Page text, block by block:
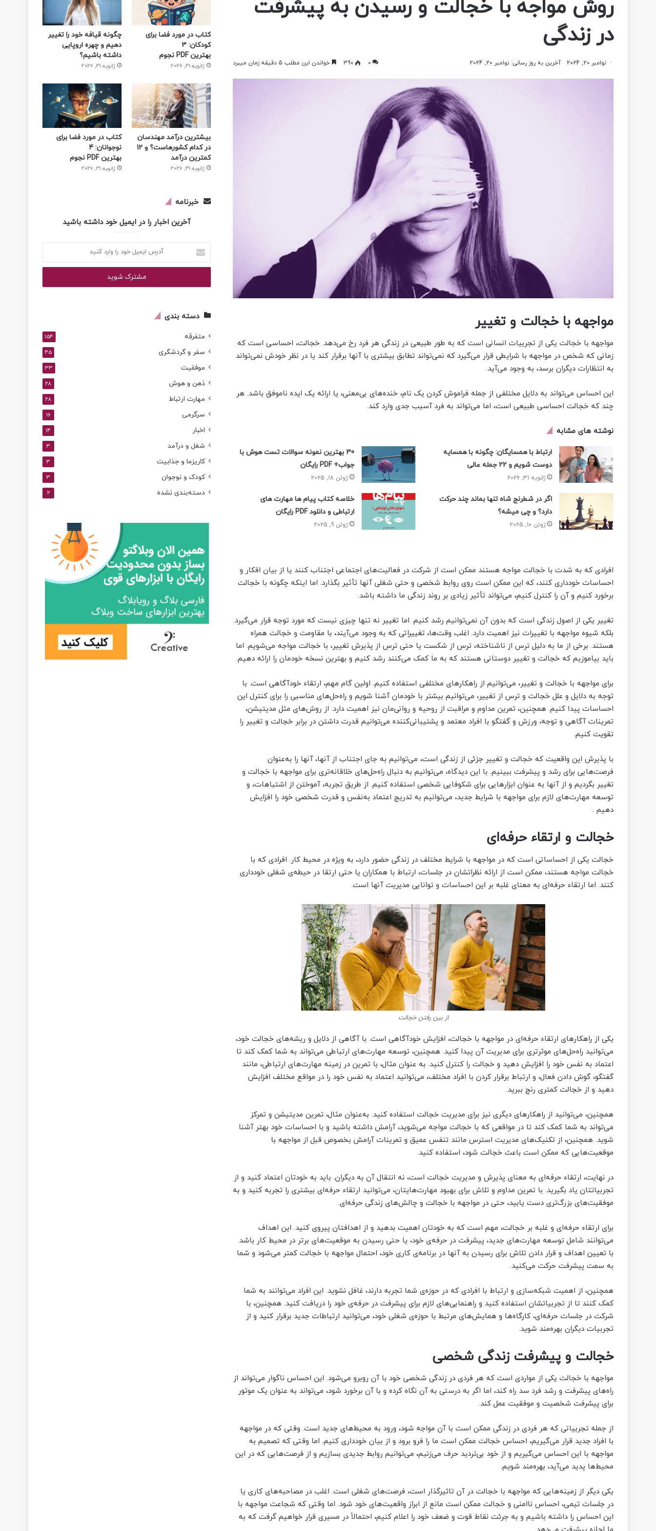
روش مواجه با خجالت و رسیدن به پیشرفت
در زندگی
نوامبر 20, 2024 آخرین به روز رسانی: نوامبر 20, 2024 0
390 خواندن این مطلب 5 دقیقه زمان میبرد
مواجهه با خجالت و تغییر
مواجهه با خجالت یکی از تجربیات انسانی است که به طور طبیعی در زندگی هر فرد رخ می‌دهد. خجالت، احساسی است که
زمانی که شخص در مواجهه با شرایطی قرار می‌گیرد که نمی‌تواند تطابق بیشتری با آنها برقرار کند یا در نظر خودش نمی‌تواند
به انتظارات دیگران برسد، به وجود می‌آید.
این احساس می‌تواند به دلایل مختلفی از جمله فراموش کردن یک نام، خنده‌های بی‌معنی، یا ارائه یک ایده ناموفق باشد. هر
چند که خجالت احساسی طبیعی است، اما می‌تواند به فرد آسیب جدی وارد کند.
نوشته های مشابه
ارتباط با همسایگان: چگونه با همسایه
دوست شویم و 22 جمله عالی
ژانویه 31, 2026
30 بهترین نمونه سوالات تست هوش با
جواب+ PDF رایگان
ژوئن 18, 2025
اگر در شطرنج شاه تنها بماند چند حرکت
دارد؟ و چی میشه؟
ژوئن 10, 2025
خلاصه کتاب پیام ها مهارت های
ارتباطی و دانلود PDF رایگان
ژوئن 9, 2025
افرادی که به شدت با خجالت مواجه هستند ممکن است از شرکت در فعالیت‌های اجتماعی اجتناب کنند یا از بیان افکار و
احساسات خودداری کنند، که این ممکن است روی روابط شخصی و حتی شغلی آنها تأثیر بگذارد. اما اینکه چگونه با خجالت
برخورد کنیم و آن را کنترل کنیم، می‌تواند تأثیر زیادی بر روند زندگی ما داشته باشد.
تغییر یکی از اصول زندگی است که بدون آن نمی‌توانیم رشد کنیم. اما تغییر نه تنها چیزی نیست که مورد توجه قرار می‌گیرد.
بلکه شیوه مواجهه با تغییرات نیز اهمیت دارد. اغلب وقت‌ها، تغییراتی که به وجود می‌آیند، با مقاومت و خجالت همراه
هستند. برخی از ما به دلیل ترس از ناشناخته، ترس از شکست یا حتی ترس از پذیرش تغییر، با خجالت مواجه می‌شویم. اما
باید بیاموزیم که خجالت و تغییر دوستانی هستند که به ما کمک می‌کنند رشد کنیم و بهترین نسخه خودمان را ارائه دهیم.
برای مواجهه با خجالت و تغییر، می‌توانیم از راهکارهای مختلفی استفاده کنیم. اولین گام مهم، ارتقاء خودآگاهی است. با
توجه به دلایل و علل خجالت و ترس از تغییر، می‌توانیم بیشتر با خودمان آشنا شویم و راه‌حل‌های مناسبی را برای کنترل این
احساسات پیدا کنیم. همچنین، تمرین مداوم و مراقبت از روحیه و روانی‌مان نیز اهمیت دارد. از روش‌های مثل مدیتیشن،
تمرینات آگاهی و توجه، ورزش و گفتگو با افراد معتمد و پشتیبانی‌کننده می‌توانیم قدرت داشتن در برابر خجالت و تغییر را
تقویت کنیم.
با پذیرش این واقعیت که خجالت و تغییر جزئی از زندگی است، می‌توانیم به جای اجتناب از آنها، آنها را به‌عنوان
فرصت‌هایی برای رشد و پیشرفت ببینیم. با این دیدگاه، می‌توانیم به دنبال راه‌حل‌های خلاقانه‌تری برای مواجهه با خجالت و
تغییر بگردیم و از آنها به عنوان ابزارهایی برای شکوفایی شخصی استفاده کنیم. از طریق تجربه، آموختن از اشتباهات، و
توسعه مهارت‌های لازم برای مواجهه با شرایط جدید، می‌توانیم به تدریج اعتماد به‌نفس و قدرت شخصی خود را افزایش
دهیم .
خجالت و ارتقاء حرفه‌ای
خجالت یکی از احساساتی است که در مواجهه با شرایط مختلف در زندگی حضور دارد، به ویژه در محیط کار. افرادی که با
خجالت مواجه هستند، ممکن است از ارائه نظراتشان در جلسات، ارتباط با همکاران یا حتی ارتقا در حیطه‌ی شغلی خودداری
کنند. اما ارتقاء حرفه‌ای به معنای غلبه بر این احساسات و توانایی مدیریت آنها است.
از بین رفتن خجالت
یکی از راهکارهای ارتقاء حرفه‌ای در مواجهه با خجالت، افزایش خودآگاهی است. با آگاهی از دلایل و ریشه‌های خجالت خود،
می‌توانید راه‌حل‌های موثرتری برای مدیریت آن پیدا کنید. همچنین، توسعه مهارت‌های ارتباطی می‌تواند به شما کمک کند تا
اعتماد به نفس خود را افزایش دهید و خجالت را کنترل کنید. به عنوان مثال، با تمرین در زمینه مهارت‌های ارتباطی، مانند
گفتگو، گوش دادن فعال، و ارتباط برقرار کردن با افراد مختلف، می‌توانید اعتماد به نفس خود را در مواقع مختلف افزایش
دهید و از خجالت کمتری رنج ببرید.
همچنین، می‌توانید از راهکارهای دیگری نیز برای مدیریت خجالت استفاده کنید. به‌عنوان مثال، تمرین مدیتیشن و تمرکز
می‌تواند به شما کمک کند تا در مواقعی که با خجالت مواجه می‌شوید، آرامش داشته باشید و با احساسات خود بهتر آشنا
شوید. همچنین، از تکنیک‌های مدیریت استرس مانند تنفس عمیق و تمرینات آرامش بخصوص قبل از مواجهه با
موقعیت‌هایی که ممکن است باعث خجالت شود، استفاده کنید.
در نهایت، ارتقاء حرفه‌ای به معنای پذیرش و مدیریت خجالت است، نه انتقال آن به دیگران. باید به خودتان اعتماد کنید و از
تجربیاتتان یاد بگیرید. با تمرین مداوم و تلاش برای بهبود مهارت‌هایتان، می‌توانید ارتقاء حرفه‌ای بیشتری را تجربه کنید و به
موفقیت‌های بزرگ‌تری دست یابید، حتی در مواجهه با خجالت و چالش‌های زندگی حرفه‌ای.
برای ارتقاء حرفه‌ای و غلبه بر خجالت، مهم است که به خودتان اهمیت بدهید و از اهدافتان پیروی کنید. این اهداف
می‌توانند شامل توسعه مهارت‌های جدید، پیشرفت در حرفه‌ی خود، یا حتی رسیدن به موقعیت‌های برتر در محیط کار باشد.
با تعیین اهداف و قرار دادن تلاش برای رسیدن به آنها در برنامه‌ی کاری خود، احتمال مواجهه با خجالت کمتر می‌شود و شما
به سمت پیشرفت حرکت می‌کنید.
همچنین، از اهمیت شبکه‌سازی و ارتباط با افرادی که در حوزه‌ی شما تجربه دارند، غافل نشوید. این افراد می‌توانند به شما
کمک کنند تا از تجربیاتشان استفاده کنید و راهنمایی‌های لازم برای پیشرفت در حرفه‌ی خود را دریافت کنید. همچنین، با
شرکت در جلسات حرفه‌ای، کارگاه‌ها و همایش‌های مرتبط با حوزه‌ی شغلی خود، می‌توانید ارتباطات جدید برقرار کنید و از
تجربیات دیگران بهره‌مند شوید.
خجالت و پیشرفت زندگی شخصی
مواجهه با خجالت یکی از مواردی است که هر فردی در زندگی شخصی خود با آن روبرو می‌شود. این احساس ناگوار می‌تواند از
راه‌های پیشرفت و رشد فرد سد راه کند، اما اگر به درستی به آن نگاه کرده و با آن برخورد شود، می‌تواند به عنوان یک موتور
برای پیشرفت شخصیت و موفقیت عمل کند.
از جمله تجربیاتی که هر فردی در زندگی ممکن است با آن مواجه شود، ورود به محیط‌های جدید است. وقتی که در مواجهه
با افراد جدید قرار می‌گیریم، احساس خجالت ممکن است ما را فرو برود و از بیان خودداری کنیم. اما وقتی که تصمیم به
مواجهه با این احساس می‌گیریم و از خود بی‌تردید حرف می‌زنیم، می‌توانیم روابط جدیدی بسازیم و از فرصت‌هایی که در این
محیط‌ها پدید می‌آید، بهره‌مند شویم.
یکی دیگر از زمینه‌هایی که مواجهه با خجالت در آن تاثیرگذار است، فرصت‌های شغلی است. اغلب در مصاحبه‌های کاری یا
در جلسات تیمی، احساس ناامنی و خجالت ممکن است مانع از ابراز واقعیت‌های خود شود. اما وقتی که شجاعت مواجهه با
این احساس را داشته باشیم و به جرئت نقاط قوت و ضعف خود را اعلام کنیم، احتمالاً در مسیری قرار خواهیم گرفت که به
کتاب در مورد فضا برای
کودکان: 3
بهترین PDF نجوم
ژانویه 31, 2026
چگونه قیافه خود را تغییر
دهیم و چهره اروپایی
داشته باشیم؟
ژانویه 31, 2026
بیشترین درآمد مهندسان
در کدام کشورهاست؟ و 12
کمترین درآمد
ژانویه 31, 2026
کتاب در مورد فضا برای
نوجوانان: 4
بهترین PDF نجوم
ژانویه 31, 2026
خبرنامه
آخرین اخبار را در ایمیل خود داشته باشید
ایمیل
خود
وارد
دسته بندی
متفرقه 154
سفر و گردشگری 45
موفقیت 33
ذهن و هوش 28
مهارت ارتباط 28
سرگرمی 16
اخبار 14
شغل و درآمد 3
کاریزما و جذابیت 3
کودک و نوجوان 3
دسته‌بندی نشده 2